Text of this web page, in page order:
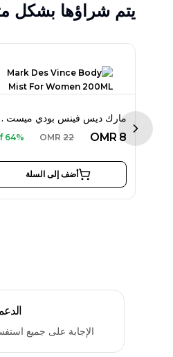
يتم شراؤها بشكل
مارك ديس
OMR 8
OMR 22
64% off
أضف إلى السلة
Next
الدعم
الإجابة على جميع